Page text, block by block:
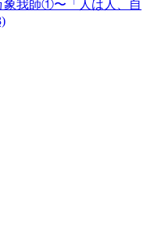
我師①〜「人は人、自